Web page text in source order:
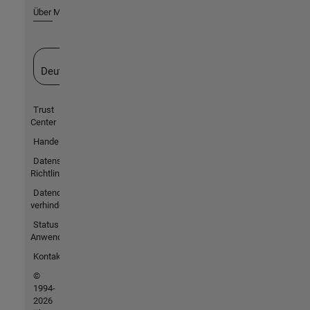
Über MathWorks
Deutschland
Trust
Center
Handelsmarken
Datenschutz-
Richtlinien
Datendiebstahl
verhindern
Status von
Anwendungen
Kontakt
©
1994-
2026